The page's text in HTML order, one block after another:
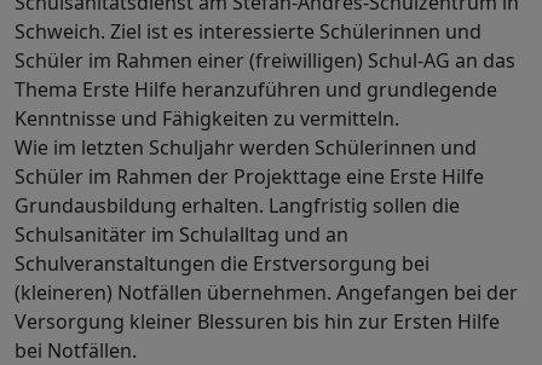
Schweich. Ziel ist es interessierte Schülerinnen und
Schüler im Rahmen einer (freiwilligen) Schul-AG an das
Thema Erste Hilfe heranzuführen und grundlegende
Kenntnisse und Fähigkeiten zu vermitteln.
Wie im letzten Schuljahr werden Schülerinnen und
Schüler im Rahmen der Projekttage eine Erste Hilfe
Grundausbildung erhalten. Langfristig sollen die
Schulsanitäter im Schulalltag und an
Schulveranstaltungen die Erstversorgung bei
(kleineren) Notfällen übernehmen. Angefangen bei der
Versorgung kleiner Blessuren bis hin zur Ersten Hilfe
bei Notfällen.